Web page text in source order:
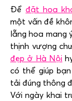
Để đặt hoa
một vấn đề
lẵng hoa mang
thịnh vượng
đẹp ở Hà Nội
có thể giúp
tải đúng thông
Với ngày khai